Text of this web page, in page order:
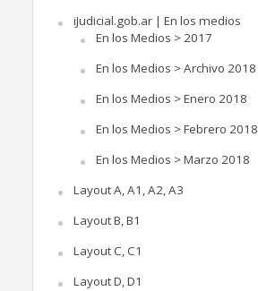
iJudicial.gob.ar | En los medios
En los Medios > 2017
En los Medios > Archivo 2018
En los Medios > Enero 2018
En los Medios > Febrero 2018
En los Medios > Marzo 2018
Layout A, A1, A2, A3
Layout B, B1
Layout C, C1
Layout D, D1